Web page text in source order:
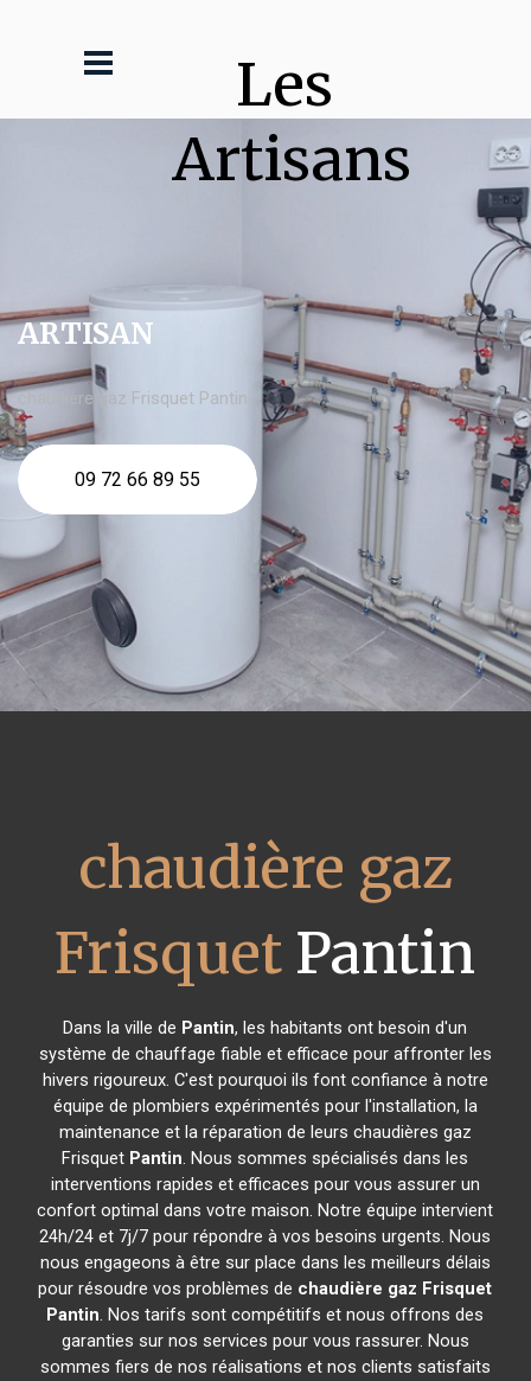
Les
Artisans
ARTISAN
chaudière gaz Frisquet Pantin
09 72 66 89 55
chaudière gaz
Frisquet Pantin
Dans la ville de Pantin, les habitants ont besoin d'un
système de chauffage fiable et efficace pour affronter les
hivers rigoureux. C'est pourquoi ils font confiance à notre
équipe de plombiers expérimentés pour l'installation, la
maintenance et la réparation de leurs chaudières gaz
Frisquet Pantin. Nous sommes spécialisés dans les
interventions rapides et efficaces pour vous assurer un
confort optimal dans votre maison. Notre équipe intervient
24h/24 et 7j/7 pour répondre à vos besoins urgents. Nous
nous engageons à être sur place dans les meilleurs délais
pour résoudre vos problèmes de chaudière gaz Frisquet
Pantin. Nos tarifs sont compétitifs et nous offrons des
garanties sur nos services pour vous rassurer. Nous
sommes fiers de nos réalisations et nos clients satisfaits